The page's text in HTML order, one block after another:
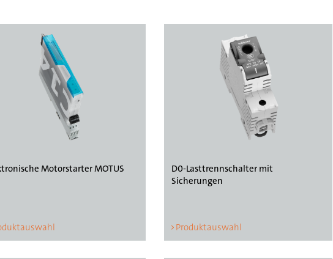
Motorstarter MOTUS
D0-Lasttrennschalter mit
Sicherungen
Produktauswahl